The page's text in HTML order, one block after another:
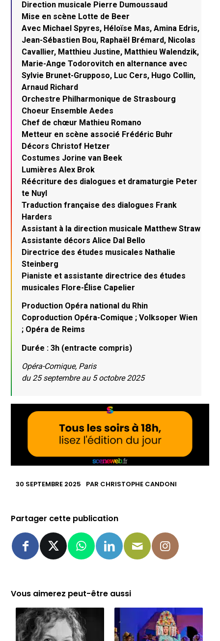
Direction musicale Pierre Dumoussaud
Mise en scène Lotte de Beer
Avec Michael Spyres, Héloïse Mas, Amina Edris,
Jean-Sébastien Bou, Raphaël Brémard, Nicolas
Cavallier, Matthieu Justine, Matthieu Walendzik,
Marie-Ange Todorovitch en alternance avec
Sylvie Brunet-Grupposo, Luc Cers, Hugo Collin,
Arnaud Richard
Orchestre Philharmonique de Strasbourg
Choeur Ensemble Aedes
Chef de chœur Mathieu Romano
Metteur en scène associé Frédéric Buhr
Décors Christof Hetzer
Costumes Jorine van Beek
Lumières Alex Brok
Réécriture des dialogues et dramaturgie Peter
te Nuyl
Traduction française des dialogues Frank
Harders
Assistant à la direction musicale Matthew Straw
Assistante décors Alice Dal Bello
Directrice des études musicales Nathalie
Steinberg
Pianiste et assistante directrice des études
musicales Flore-Élise Capelier
Production Opéra national du Rhin
Coproduction Opéra-Comique ; Volksoper Wien
; Opéra de Reims
Durée : 3h (entracte compris)
Opéra-Comique, Paris
du 25 septembre au 5 octobre 2025
30 SEPTEMBRE 2025 PAR CHRISTOPHE CANDONI
Partager cette publication
Vous aimerez peut-être aussi